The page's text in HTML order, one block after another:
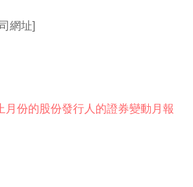
網址]
月份的股份發行人的證券變動月報